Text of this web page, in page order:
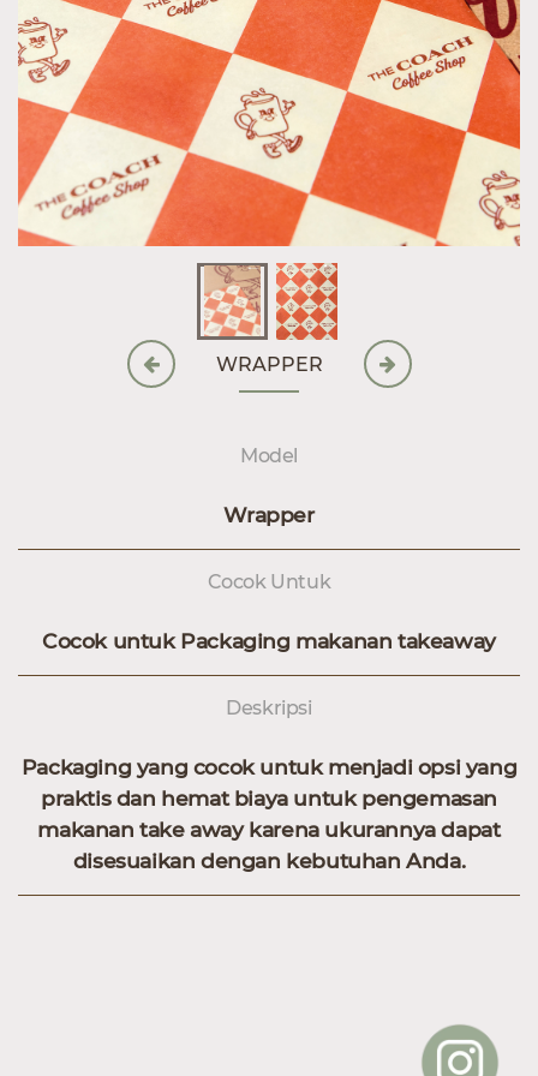
WRAPPER
Model
Wrapper
Cocok Untuk
Cocok untuk Packaging makanan takeaway
Deskripsi
Packaging yang cocok untuk menjadi opsi yang
praktis dan hemat biaya untuk pengemasan
makanan take away karena ukurannya dapat
disesuaikan dengan kebutuhan Anda.